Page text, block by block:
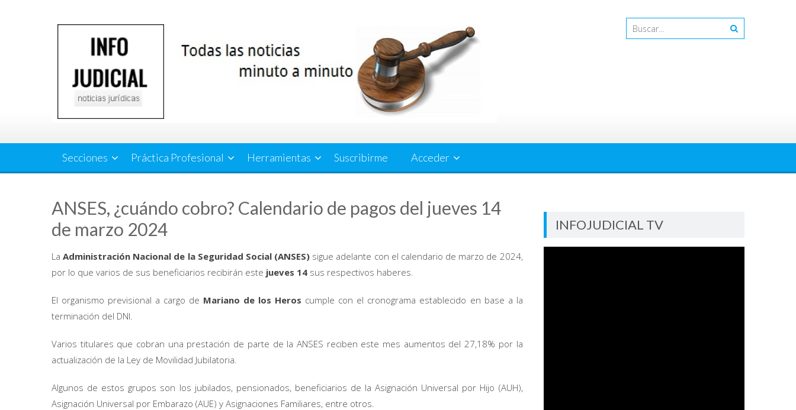
Secciones Práctica Profesional Herramientas Suscribirme Acceder
ANSES, ¿cuándo cobro? Calendario de pagos del jueves 14
de marzo 2024
La Administración Nacional de la Seguridad Social (ANSES) sigue adelante con el calendario de marzo de 2024,
por lo que varios de sus beneficiarios recibirán este jueves 14 sus respectivos haberes.
El organismo previsional a cargo de Mariano de los Heros cumple con el cronograma establecido en base a la
terminación del DNI.
Varios titulares que cobran una prestación de parte de la ANSES reciben este mes aumentos del 27,18% por la
actualización de la Ley de Movilidad Jubilatoria.
Algunos de estos grupos son los jubilados, pensionados, beneficiarios de la Asignación Universal por Hijo (AUH),
Asignación Universal por Embarazo (AUE) y Asignaciones Familiares, entre otros.
INFOJUDICIAL TV